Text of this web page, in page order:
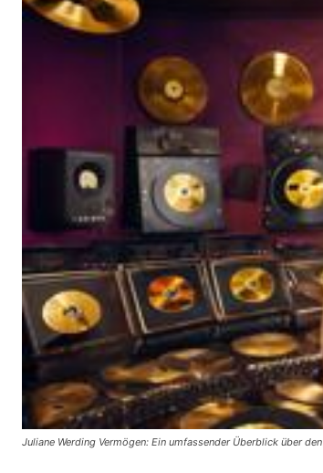
Juliane Werding Vermögen: Ein umfassender Überblick über